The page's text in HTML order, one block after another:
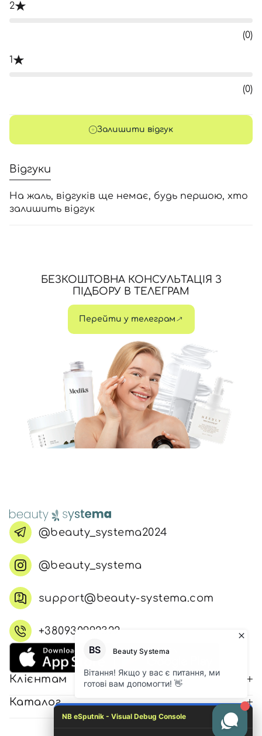
2
(0)
1
(0)
Залишити відгук
Відгуки
На жаль, відгуків ще немає, будь першою, хто
залишить відгук
БЕЗКОШТОВНА КОНСУЛЬТАЦІЯ З
ПІДБОРУ В ТЕЛЕГРАМ
Перейти у телеграм
@beauty_systema2024
@beauty_systema
support@beauty-systema.com
+380930992322
Клієнтам
Каталог
NB eSputnik - Visual Debug Console